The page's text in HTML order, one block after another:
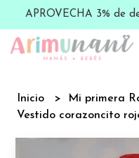
APROVECHA 3% de
Inicio Mi primera
Vestido corazoncito